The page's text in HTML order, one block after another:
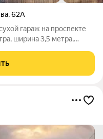
,62А
гараж на проспекте
ширина 3,5 метра,
действительности.